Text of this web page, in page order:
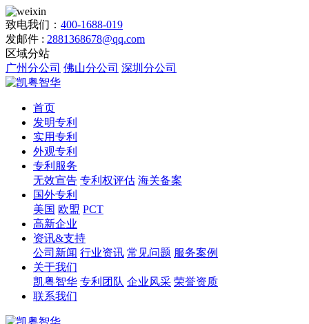
致电我们： 400-1688-019
发邮件 : 2881368678@qq.com
区域分站
广州分公司 佛山分公司 深圳分公司
首页
发明专利
实用专利
外观专利
专利服务
无效宣告 专利权评估 海关备案
国外专利
美国 欧盟 PCT
高新企业
资讯&支持
公司新闻 行业资讯 常见问题 服务案例
关于我们
凯粤智华 专利团队 企业风采 荣誉资质
联系我们